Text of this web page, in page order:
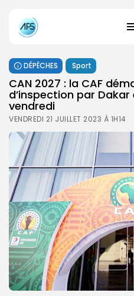
DÉPÊCHES Sport
CAN 2027 : la CAF
d’inspection par
vendredi
VENDREDI 21 JUILLET 2023 À 1H14